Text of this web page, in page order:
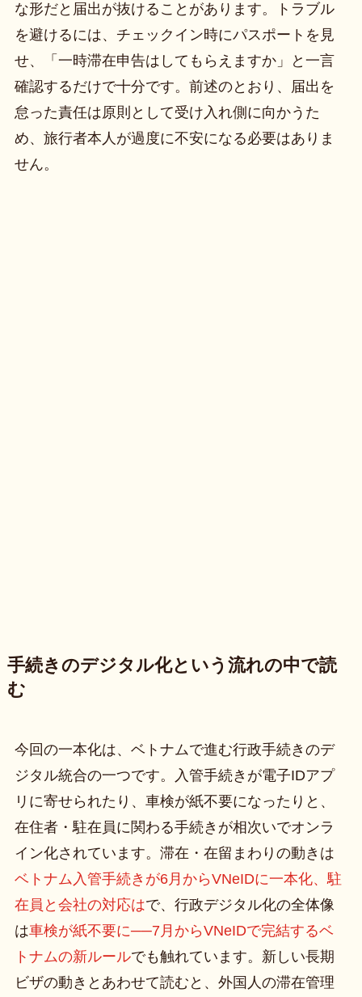
な形だと届出が抜けることがあります。トラブル
を避けるには、チェックイン時にパスポートを見
せ、「一時滞在申告はしてもらえますか」と一言
確認するだけで十分です。前述のとおり、届出を
怠った責任は原則として受け入れ側に向かうた
め、旅行者本人が過度に不安になる必要はありま
せん。
手続きのデジタル化という流れの中で読
む
今回の一本化は、ベトナムで進む行政手続きのデ
ジタル統合の一つです。入管手続きが電子IDアプ
リに寄せられたり、車検が紙不要になったりと、
在住者・駐在員に関わる手続きが相次いでオンラ
イン化されています。滞在・在留まわりの動きは
ベトナム入管手続きが6月からVNeIDに一本化、駐
在員と会社の対応はで、行政デジタル化の全体像
は車検が紙不要に──7月からVNeIDで完結するベ
トナムの新ルールでも触れています。新しい長期
ビザの動きとあわせて読むと、外国人の滞在管理